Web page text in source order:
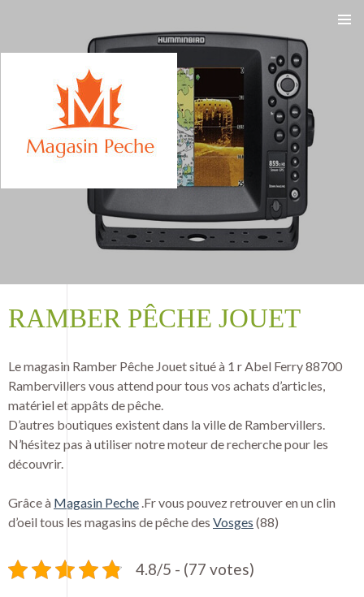
AU
RAMBER PÊCHE JOUET
Le magasin Ramber Pêche Jouet situé à 1 r Abel Ferry 88700
Rambervillers vous attend pour tous vos achats d’articles,
matériel et appâts de pêche.
D’autres boutiques existent dans la ville de Rambervillers.
N’hésitez pas à utiliser notre moteur de recherche pour les
découvrir.
Grâce à Magasin Peche .Fr vous pouvez retrouver en un clin
d’oeil tous les magasins de pêche des Vosges (88)
4.8/5 - (77 votes)